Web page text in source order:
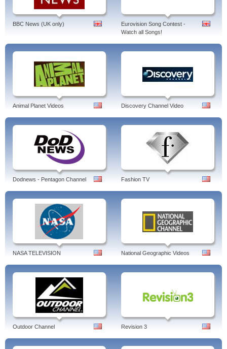
BBC News (UK only)
Eurovision Song Contest -
Watch all Songs!
Animal Planet Videos Discovery Channel Video
Dodnews - Pentagon Channel Fashion TV
NASA TELEVISION National Geographic Videos
Outdoor Channel Revision 3